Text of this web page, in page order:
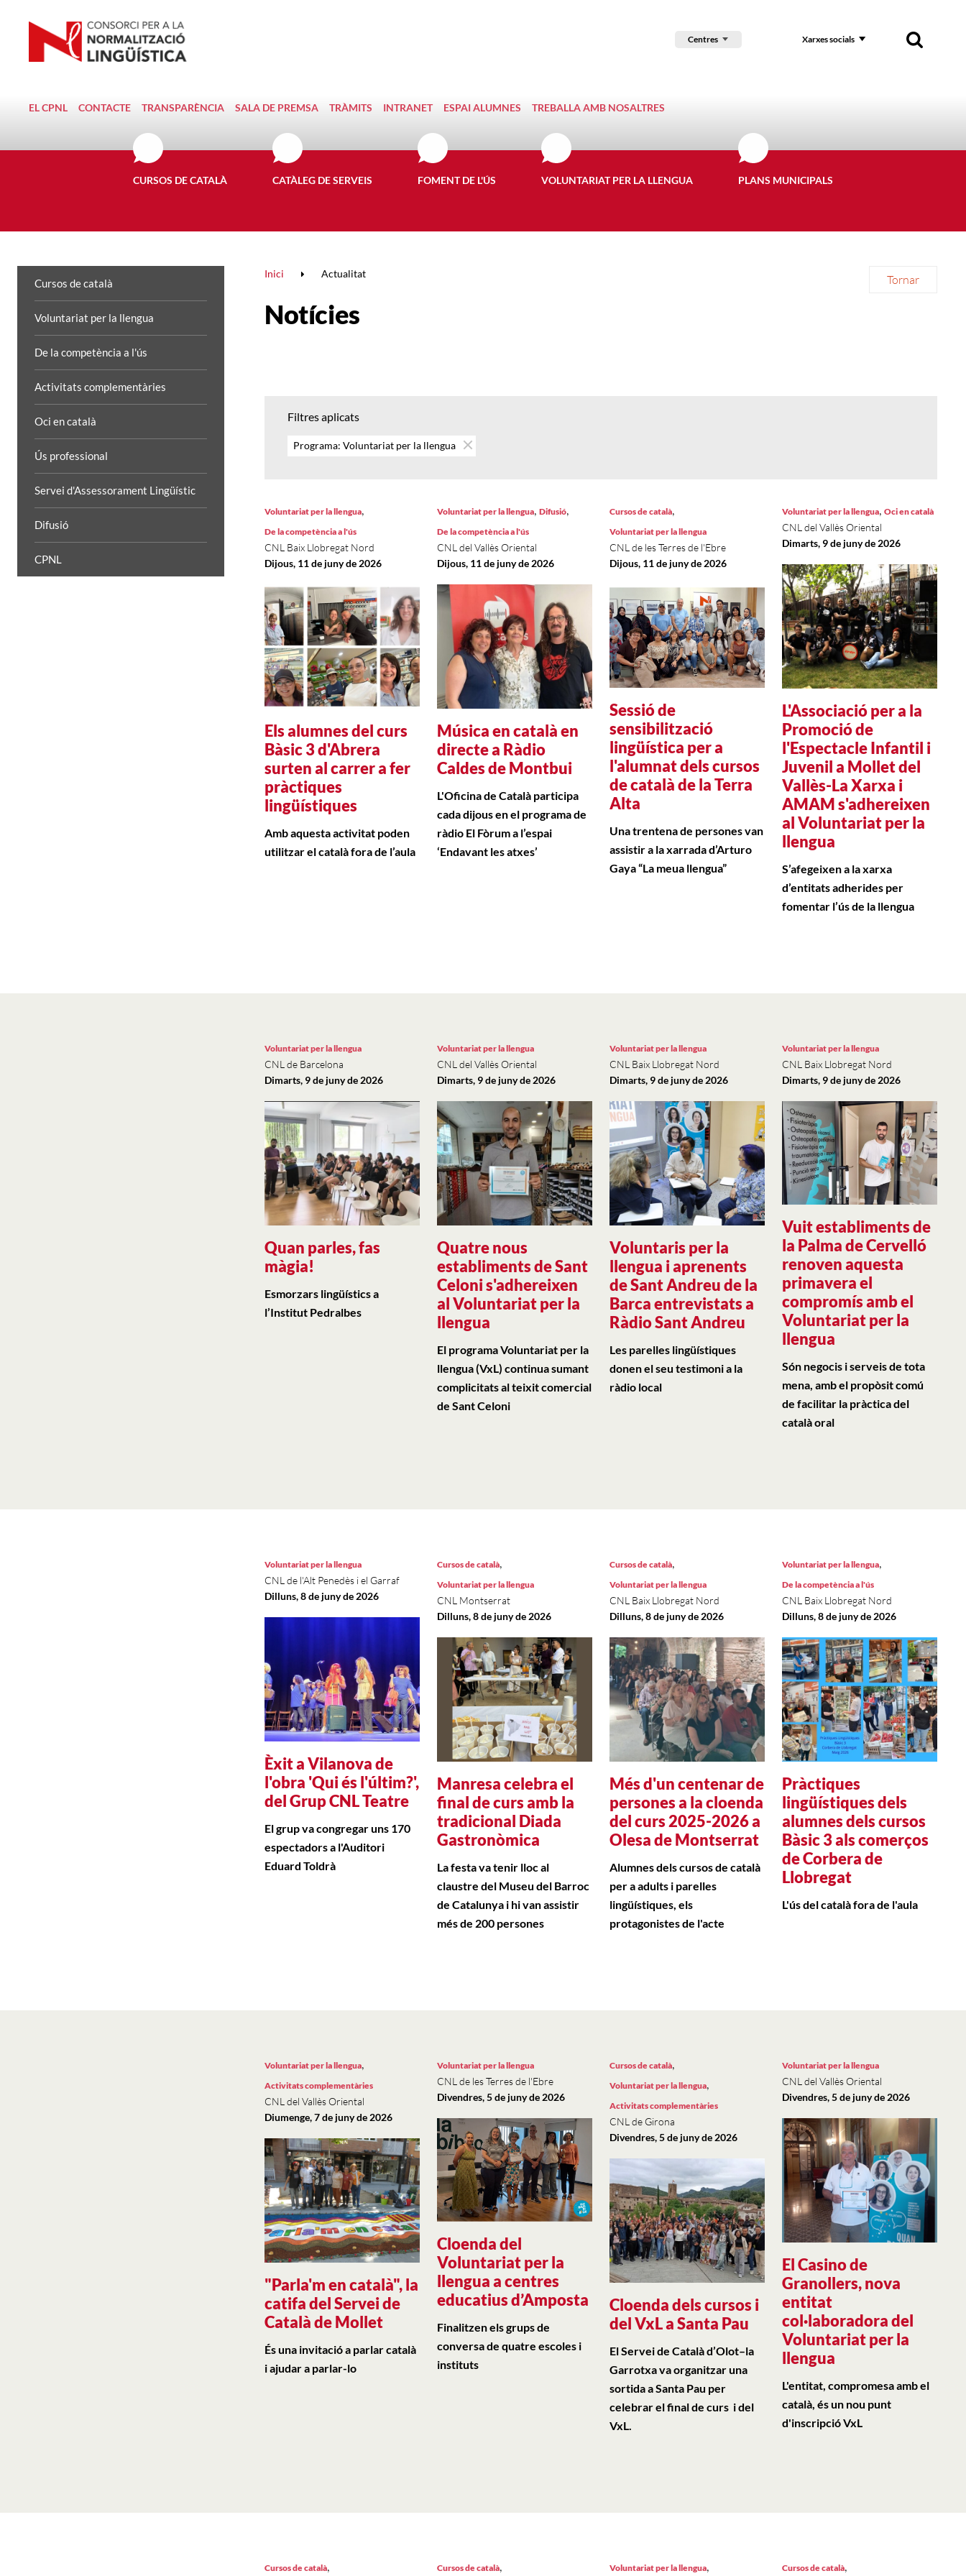
Centres Xarxes socials
EL CPNL CONTACTE TRANSPARÈNCIA SALA DE PREMSA TRÀMITS INTRANET ESPAI ALUMNES TREBALLA AMB NOSALTRES
CURSOS DE CATALÀ CATÀLEG DE SERVEIS FOMENT DE L'ÚS VOLUNTARIAT PER LA LLENGUA PLANS MUNICIPALS
Cursos de català
Voluntariat per la llengua
De la competència a l'ús
Activitats complementàries
Oci en català
Ús professional
Servei d'Assessorament Lingüístic
Difusió
CPNL
Inici Actualitat Tornar
Notícies
Filtres aplicats
Programa: Voluntariat per la llengua
Els alumnes del curs
Bàsic 3 d'Abrera
surten al carrer a fer
pràctiques
lingüístiques
Voluntariat per la llengua,
De la competència a l'ús
CNL Baix Llobregat Nord
Dijous, 11 de juny de 2026
Amb aquesta activitat poden
utilitzar el català fora de l’aula
Música en català en
directe a Ràdio
Caldes de Montbui
Voluntariat per la llengua, Difusió,
De la competència a l'ús
CNL del Vallès Oriental
Dijous, 11 de juny de 2026
L'Oficina de Català participa
cada dijous en el programa de
ràdio El Fòrum a l’espai
‘Endavant les atxes’
Sessió de
sensibilització
lingüística per a
l'alumnat dels cursos
de català de la Terra
Alta
Cursos de català,
Voluntariat per la llengua
CNL de les Terres de l'Ebre
Dijous, 11 de juny de 2026
Una trentena de persones van
assistir a la xarrada d’Arturo
Gaya “La meua llengua”
L'Associació per a la
Promoció de
l'Espectacle Infantil i
Juvenil a Mollet del
Vallès-La Xarxa i
AMAM s'adhereixen
al Voluntariat per la
llengua
Voluntariat per la llengua, Oci en català
CNL del Vallès Oriental
Dimarts, 9 de juny de 2026
S’afegeixen a la xarxa
d’entitats adherides per
fomentar l’ús de la llengua
Quan parles, fas
màgia!
Voluntariat per la llengua
CNL de Barcelona
Dimarts, 9 de juny de 2026
Esmorzars lingüístics a
l’Institut Pedralbes
Quatre nous
establiments de Sant
Celoni s'adhereixen
al Voluntariat per la
llengua
Voluntariat per la llengua
CNL del Vallès Oriental
Dimarts, 9 de juny de 2026
El programa Voluntariat per la
llengua (VxL) continua sumant
complicitats al teixit comercial
de Sant Celoni
Voluntaris per la
llengua i aprenents
de Sant Andreu de la
Barca entrevistats a
Ràdio Sant Andreu
Voluntariat per la llengua
CNL Baix Llobregat Nord
Dimarts, 9 de juny de 2026
Les parelles lingüístiques
donen el seu testimoni a la
ràdio local
Vuit establiments de
la Palma de Cervelló
renoven aquesta
primavera el
compromís amb el
Voluntariat per la
llengua
Voluntariat per la llengua
CNL Baix Llobregat Nord
Dimarts, 9 de juny de 2026
Són negocis i serveis de tota
mena, amb el propòsit comú
de facilitar la pràctica del
català oral
Èxit a Vilanova de
l'obra 'Qui és l'últim?',
del Grup CNL Teatre
Voluntariat per la llengua
CNL de l'Alt Penedès i el Garraf
Dilluns, 8 de juny de 2026
El grup va congregar uns 170
espectadors a l'Auditori
Eduard Toldrà
Manresa celebra el
final de curs amb la
tradicional Diada
Gastronòmica
Cursos de català,
Voluntariat per la llengua
CNL Montserrat
Dilluns, 8 de juny de 2026
La festa va tenir lloc al
claustre del Museu del Barroc
de Catalunya i hi van assistir
més de 200 persones
Més d'un centenar de
persones a la cloenda
del curs 2025-2026 a
Olesa de Montserrat
Cursos de català,
Voluntariat per la llengua
CNL Baix Llobregat Nord
Dilluns, 8 de juny de 2026
Alumnes dels cursos de català
per a adults i parelles
lingüístiques, els
protagonistes de l'acte
Pràctiques
lingüístiques dels
alumnes dels cursos
Bàsic 3 als comerços
de Corbera de
Llobregat
Voluntariat per la llengua,
De la competència a l'ús
CNL Baix Llobregat Nord
Dilluns, 8 de juny de 2026
L'ús del català fora de l'aula
"Parla'm en català", la
catifa del Servei de
Català de Mollet
Voluntariat per la llengua,
Activitats complementàries
CNL del Vallès Oriental
Diumenge, 7 de juny de 2026
És una invitació a parlar català
i ajudar a parlar-lo
Cloenda del
Voluntariat per la
llengua a centres
educatius d’Amposta
Voluntariat per la llengua
CNL de les Terres de l'Ebre
Divendres, 5 de juny de 2026
Finalitzen els grups de
conversa de quatre escoles i
instituts
Cloenda dels cursos i
del VxL a Santa Pau
Cursos de català,
Voluntariat per la llengua,
Activitats complementàries
CNL de Girona
Divendres, 5 de juny de 2026
El Servei de Català d’Olot–la
Garrotxa va organitzar una
sortida a Santa Pau per
celebrar el final de curs i del
VxL.
El Casino de
Granollers, nova
entitat
col·laboradora del
Voluntariat per la
llengua
Voluntariat per la llengua
CNL del Vallès Oriental
Divendres, 5 de juny de 2026
L'entitat, compromesa amb el
català, és un nou punt
d'inscripció VxL
Cursos de català, Cursos de català, Voluntariat per la llengua, Cursos de català,